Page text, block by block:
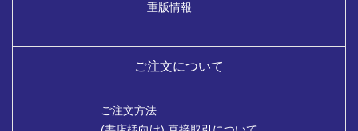
重版情報
ご注文について
ご注文方法